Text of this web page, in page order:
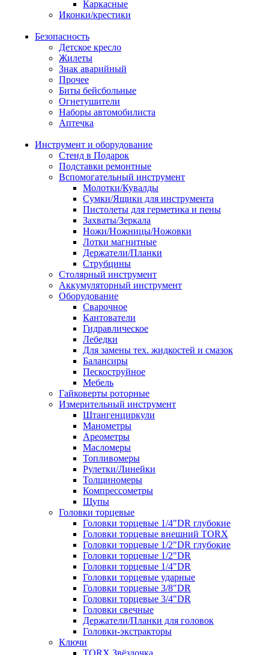
Каркасные
Иконки/крестики
Безопасность
Детское кресло
Жилеты
Знак аварийный
Прочее
Биты бейсбольные
Огнетушители
Наборы автомобилиста
Аптечка
Инструмент и оборудование
Стенд в Подарок
Подставки ремонтные
Вспомогательный инструмент
Молотки/Кувалды
Сумки/Ящики для инструмента
Пистолеты для герметика и пены
Захваты/Зеркала
Ножи/Ножницы/Ножовки
Лотки магнитные
Держатели/Планки
Струбцины
Столярный инструмент
Аккумуляторный инструмент
Оборудование
Сварочное
Кантователи
Гидравлическое
Лебедки
Для замены тех. жидкостей и смазок
Балансиры
Пескоструйное
Мебель
Гайковерты роторные
Измерительный инструмент
Штангенциркули
Манометры
Ареометры
Масломеры
Топливомеры
Рулетки/Линейки
Толщиномеры
Компрессометры
Щупы
Головки торцевые
Головки торцевые 1/4"DR глубокие
Головки торцевые внешний TORX
Головки торцевые 1/2"DR глубокие
Головки торцевые 1/2"DR
Головки торцевые 1/4"DR
Головки торцевые ударные
Головки торцевые 3/8"DR
Головки торцевые 3/4"DR
Головки свечные
Держатели/Планки для головок
Головки-экстракторы
Ключи
TORX Звёздочка